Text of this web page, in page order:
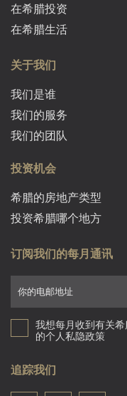
在希腊投资
在希腊生活
关于我们
我们是谁
我们的服务
我们的团队
投资机会
希腊的房地产类型
投资希腊哪个地方
订阅我们的每月通讯
我想每月收到有关
的个人私隐政策
追踪我们